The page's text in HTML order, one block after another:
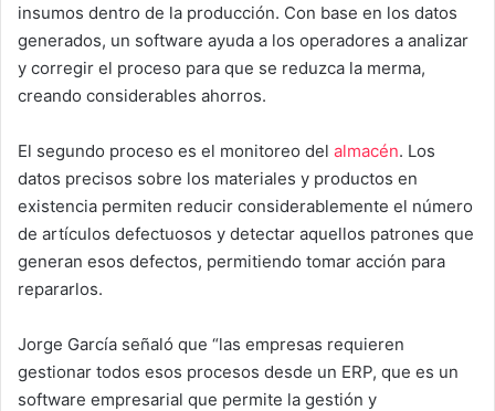
insumos dentro de la producción. Con base en los datos
generados, un software ayuda a los operadores a analizar
y corregir el proceso para que se reduzca la merma,
creando considerables ahorros.
El segundo proceso es el monitoreo del almacén. Los
datos precisos sobre los materiales y productos en
existencia permiten reducir considerablemente el número
de artículos defectuosos y detectar aquellos patrones que
generan esos defectos, permitiendo tomar acción para
repararlos.
Jorge García señaló que “las empresas requieren
gestionar todos esos procesos desde un ERP, que es un
software empresarial que permite la gestión y